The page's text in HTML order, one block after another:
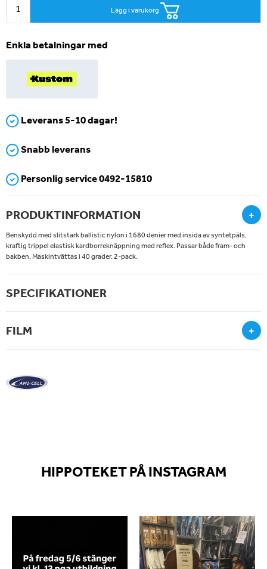
Lägg i varukorg
Enkla betalningar med
Leverans 5-10 dagar!
Snabb leverans
Personlig service 0492-15810
PRODUKTINFORMATION +
Benskydd med slitstark ballistic nylon i 1680 denier med insida av syntetpäls,
kraftig trippel elastisk kardborreknäppning med reflex. Passar både fram- och
bakben. Maskintvättas i 40 grader. 2-pack.
SPECIFIKATIONER
FILM +
HIPPOTEKET PÅ INSTAGRAM